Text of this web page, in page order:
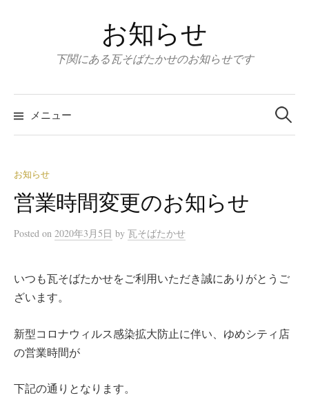
ス
キ
プ
お知らせ
下関にある瓦そばたかせのお知らせです
メニュー 索
お知らせ
営業時間変更のお知らせ
Posted on 2020年3月5日 by 瓦そばたかせ
いつも瓦そばたかせをご利用いただき誠にありがとうご
ざいます。
新型コロナウィルス感染拡大防止に伴い、ゆめシティ店
の営業時間が
下記の通りとなります。